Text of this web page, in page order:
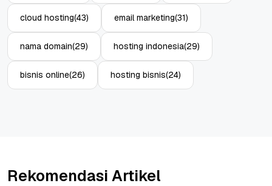
cloud hosting(43) email marketing(31)
nama domain(29) hosting indonesia(29)
bisnis online(26) hosting bisnis(24)
Rekomendasi Artikel